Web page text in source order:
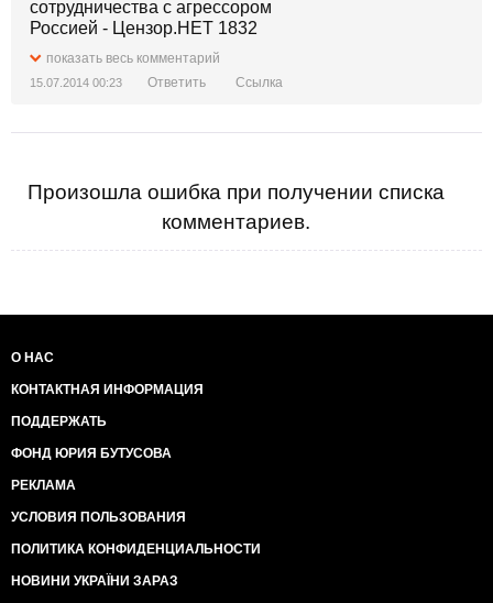
показать весь комментарий
15.07.2014 00:23 Ответить Ссылка
Произошла ошибка при получении списка
комментариев.
О НАС
КОНТАКТНАЯ ИНФОРМАЦИЯ
ПОДДЕРЖАТЬ
ФОНД ЮРИЯ БУТУСОВА
РЕКЛАМА
УСЛОВИЯ ПОЛЬЗОВАНИЯ
ПОЛИТИКА КОНФИДЕНЦИАЛЬНОСТИ
НОВИНИ УКРАЇНИ ЗАРАЗ